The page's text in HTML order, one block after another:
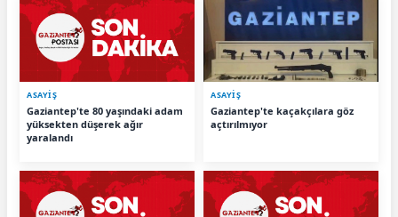
ASAYİŞ
Gaziantep'te 80 yaşındaki adam
yüksekten düşerek ağır
yaralandı
ASAYİŞ
Gaziantep'te kaçakçılara göz
açtırılmıyor